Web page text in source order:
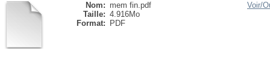
Nom: mem fin.pdf
Taille: 4.916Mo
Format:
PDF
Voir/